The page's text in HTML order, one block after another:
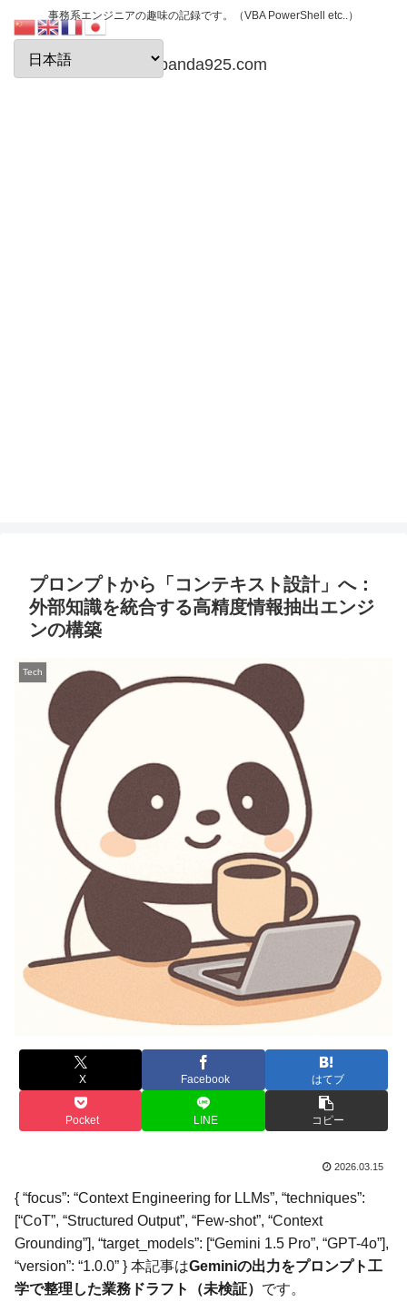
事務系エンジニアの趣味の記録です。（VBA PowerShell etc..）
papanda925.com
プロンプトから「コンテキスト設計」へ：
外部知識を統合する高精度情報抽出エンジ
ンの構築
Tech
X Facebook はてブ
Pocket LINE コピー
2026.03.15
{ “focus”: “Context Engineering for LLMs”, “techniques”:
[“CoT”, “Structured Output”, “Few-shot”, “Context
Grounding”], “target_models”: [“Gemini 1.5 Pro”, “GPT-4o”],
“version”: “1.0.0” } 本記事はGeminiの出力をプロンプト工
学で整理した業務ドラフト（未検証） です。